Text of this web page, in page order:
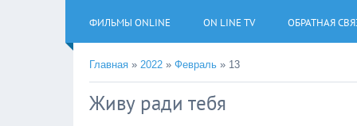
ФИЛЬМЫ ОNLINE ON LINE TV ОБРАТНАЯ
Главная » 2022 » Февраль » 13
Живу ради тебя